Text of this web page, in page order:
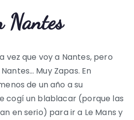
Nantes
vez que voy a Nantes, pero
Muy Zapas. En
de un año a su
cogí un blablacar (porque las
en serio) para ir a Le Mans y